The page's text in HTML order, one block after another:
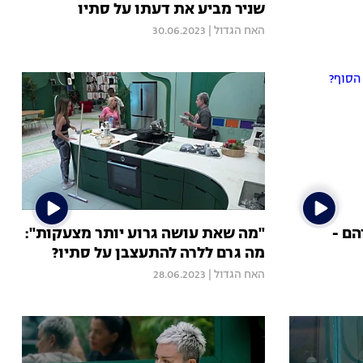
שניר מביע את דעתו על סתיו
האח הגדול 30.06.2023
-
"מה שאת עושה גרוע יותר מצעקות":
מה גרם ללרה להתעצבן על סתיו?
האח הגדול 28.06.2023